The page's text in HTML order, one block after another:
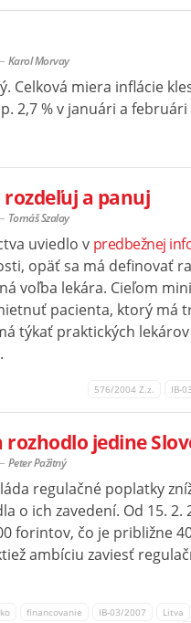
Karol Morvay
Celková miera inflácie
2,7 % v januári a februári
a panuj
Tomáš Szalay
uviedlo v predbežnej
opäť sa má definovať
voľba lekára. Cieľom
pacienta, ktorý má
týkať praktických
576/2004 Z.z. IB-
jedine
Peter Pažitný
regulačné poplatky
o ich zavedení. Od 15. 2.
forintov, čo je približne
ambíciu zaviesť
financovanie IB-03/2007 Litva